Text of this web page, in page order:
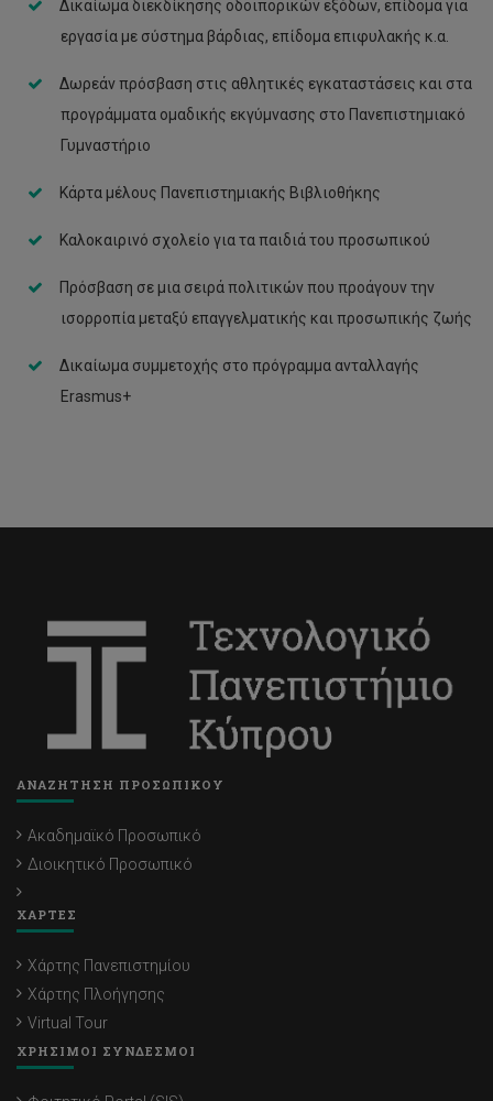
Δικαίωμα διεκδίκησης οδοιπορικών εξόδων, επίδομα για
εργασία με σύστημα βάρδιας, επίδομα επιφυλακής κ.α.
Δωρεάν πρόσβαση στις αθλητικές εγκαταστάσεις και στα
προγράμματα ομαδικής εκγύμνασης στο Πανεπιστημιακό
Γυμναστήριο
Κάρτα μέλους Πανεπιστημιακής Βιβλιοθήκης
Καλοκαιρινό σχολείο για τα παιδιά του προσωπικού
Πρόσβαση σε μια σειρά πολιτικών που προάγουν την
ισορροπία μεταξύ επαγγελματικής και προσωπικής ζωής
Δικαίωμα συμμετοχής στο πρόγραμμα ανταλλαγής
Erasmus+
ΑΝΑΖΗΤΗΣΗ ΠΡΟΣΩΠΙΚΟΥ
Ακαδημαϊκό Προσωπικό
Διοικητικό Προσωπικό
ΧΑΡΤΕΣ
Χάρτης Πανεπιστημίου
Χάρτης Πλοήγησης
Virtual Tour
ΧΡΗΣΙΜΟΙ ΣΥΝΔΕΣΜΟΙ